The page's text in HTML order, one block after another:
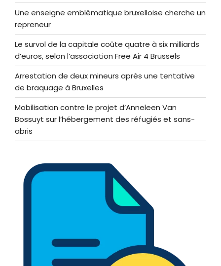
Une enseigne emblématique bruxelloise cherche un
repreneur
Le survol de la capitale coûte quatre à six milliards
d’euros, selon l’association Free Air 4 Brussels
Arrestation de deux mineurs après une tentative
de braquage à Bruxelles
Mobilisation contre le projet d’Anneleen Van
Bossuyt sur l’hébergement des réfugiés et sans-
abris